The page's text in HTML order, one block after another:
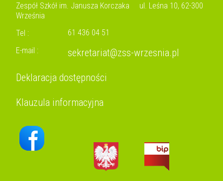
Zespół Szkół im. Janusza Korczaka ul. Leśna 10, 62-300
Września
Tel :
61 436 04 51
E-mail :
sekretariat@zss-wrzesnia.pl
Deklaracja dostępności
Klauzula informacyjna